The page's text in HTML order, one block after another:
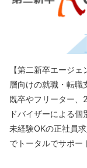
【第二新卒エージ
層向けの就職・転職
既卒やフリーター、
ドバイザーによる個
未経験OKの正社員
でトータルでサポー